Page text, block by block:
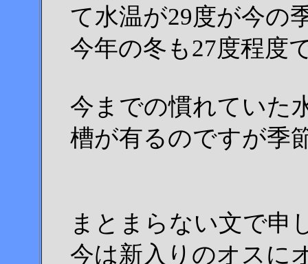
て水温が29度が今の
今年の冬も27度程度
今までの慣れていた
槽が有るのですが季
まとまらない文で申
今は新入りのオスに